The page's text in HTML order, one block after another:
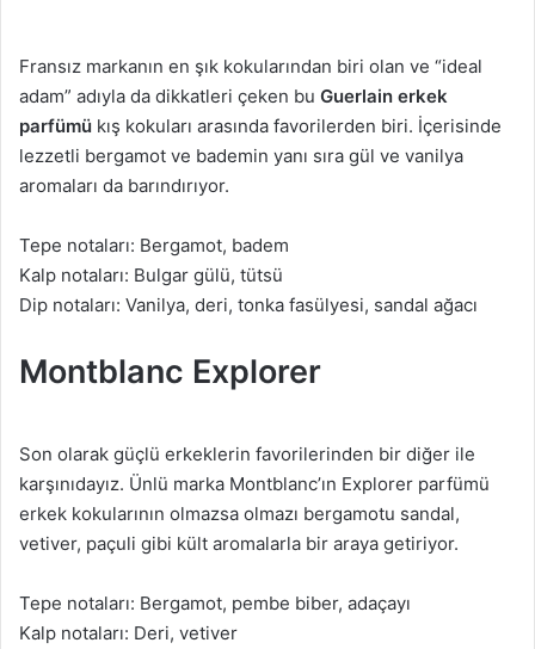
Fransız markanın en şık kokularından biri olan ve “ideal
adam” adıyla da dikkatleri çeken bu Guerlain erkek
parfümü kış kokuları arasında favorilerden biri. İçerisinde
lezzetli bergamot ve bademin yanı sıra gül ve vanilya
aromaları da barındırıyor.
Tepe notaları: Bergamot, badem
Kalp notaları: Bulgar gülü, tütsü
Dip notaları: Vanilya, deri, tonka fasülyesi, sandal ağacı
Montblanc Explorer
Son olarak güçlü erkeklerin favorilerinden bir diğer ile
karşınıdayız. Ünlü marka Montblanc’ın Explorer parfümü
erkek kokularının olmazsa olmazı bergamotu sandal,
vetiver, paçuli gibi kült aromalarla bir araya getiriyor.
Tepe notaları: Bergamot, pembe biber, adaçayı
Kalp notaları: Deri, vetiver